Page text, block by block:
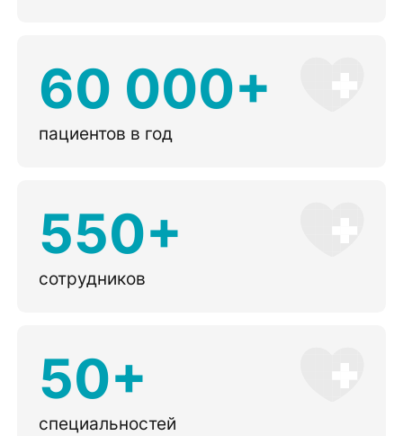
60 000+
пациентов в год
550+
сотрудников
50+
специальностей